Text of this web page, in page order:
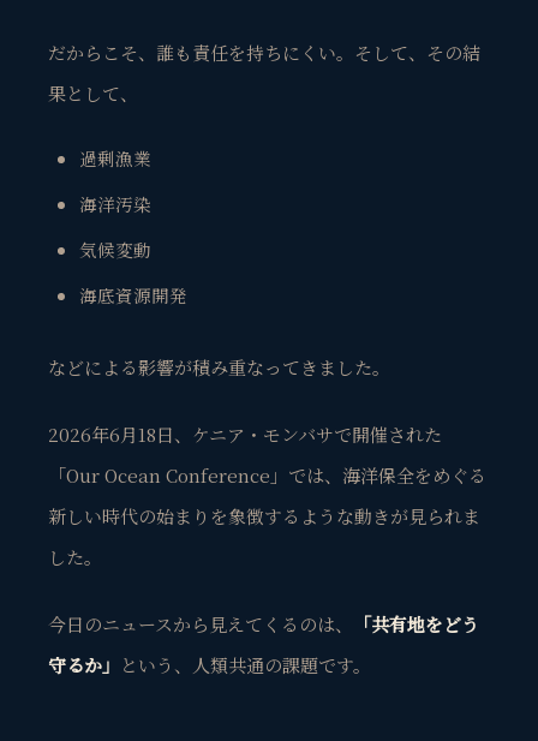
だからこそ、誰も責任を持ちにくい。そして、その結
果として、
過剰漁業
海洋汚染
気候変動
海底資源開発
などによる影響が積み重なってきました。
2026年6月18日、ケニア・モンバサで開催された
「Our Ocean Conference」では、海洋保全をめぐる
新しい時代の始まりを象徴するような動きが見られま
した。
今日のニュースから見えてくるのは、
「共有地をどう
守るか」 という、人類共通の課題です。